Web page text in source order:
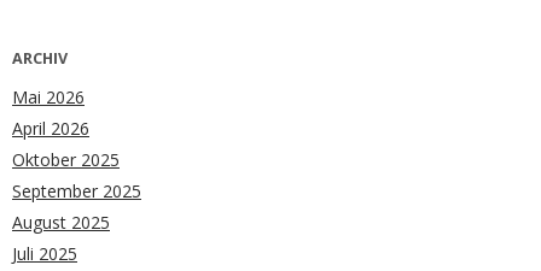
ARCHIV
Mai 2026
April 2026
Oktober 2025
September 2025
August 2025
Juli 2025